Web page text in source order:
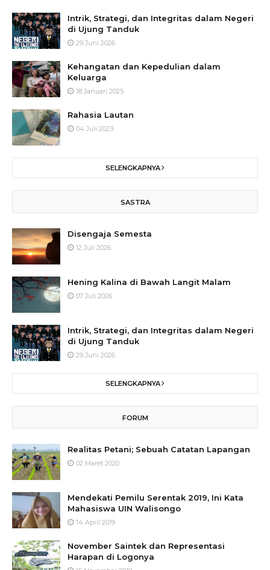
Intrik, Strategi, dan Integritas dalam Negeri
di Ujung Tanduk
29 Juni 2026
Kehangatan dan Kepedulian dalam
Keluarga
18 Januari 2025
Rahasia Lautan
04 Juli 2023
SELENGKAPNYA
SASTRA
Disengaja Semesta
12 Juli 2026
Hening Kalina di Bawah Langit Malam
07 Juli 2026
Intrik, Strategi, dan Integritas dalam Negeri
di Ujung Tanduk
29 Juni 2026
SELENGKAPNYA
FORUM
Realitas Petani; Sebuah Catatan Lapangan
02 Maret 2020
Mendekati Pemilu Serentak 2019, Ini Kata
Mahasiswa UIN Walisongo
14 April 2019
November Saintek dan Representasi
Harapan di Logonya